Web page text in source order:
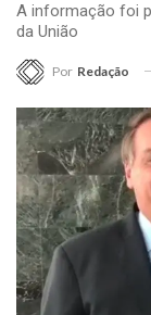
A informação foi
da União
Por Redação